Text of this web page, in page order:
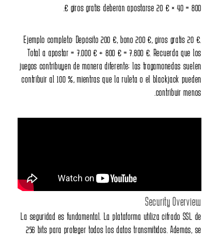
giros gratis
Ejemplo completo: Depósito
Total a apostar = 7.000 €
juegos contribuyen de
contribuir al 100 %,
La seguridad es
256 bits para proteger